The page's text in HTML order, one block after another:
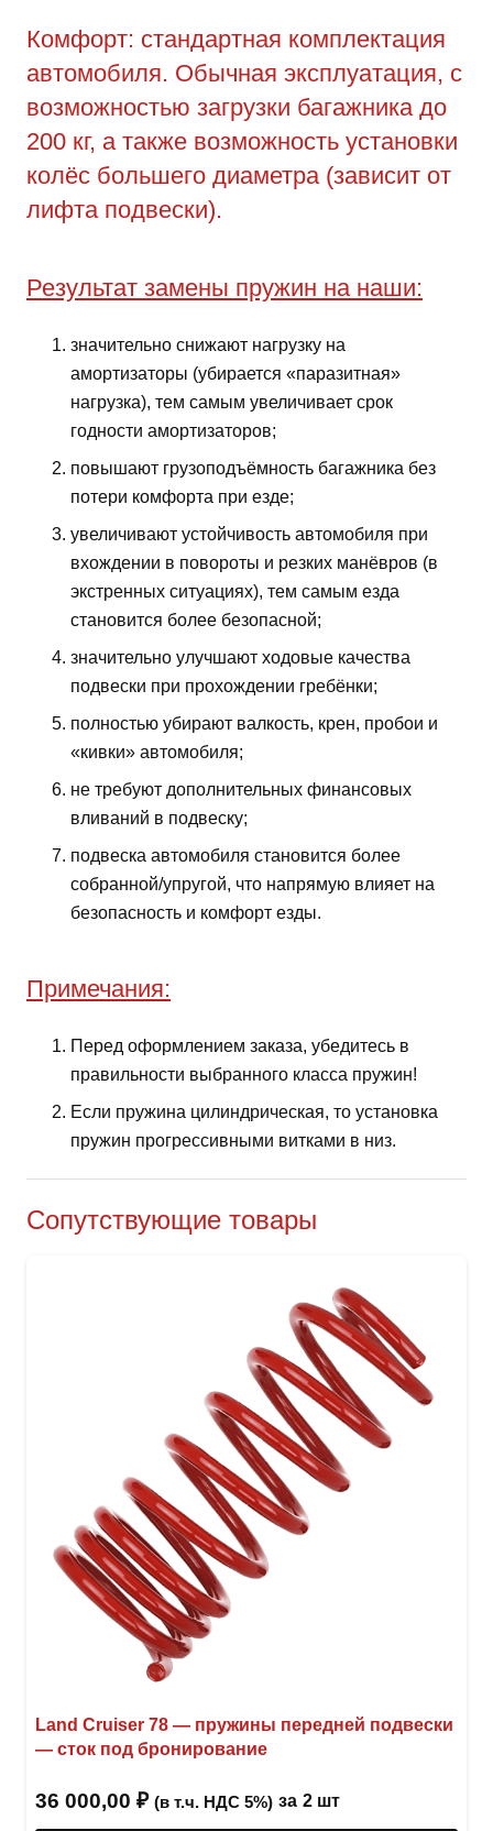
Комфорт: стандартная комплектация
автомобиля. Обычная эксплуатация, с
возможностью загрузки багажника до
200 кг, а также возможность установки
колёс большего диаметра (зависит от
лифта подвески).
Результат замены пружин на наши:
значительно снижают нагрузку на
амортизаторы (убирается «паразитная»
нагрузка), тем самым увеличивает срок
годности амортизаторов;
повышают грузоподъёмность багажника без
потери комфорта при езде;
увеличивают устойчивость автомобиля при
вхождении в повороты и резких манёвров (в
экстренных ситуациях), тем самым езда
становится более безопасной;
значительно улучшают ходовые качества
подвески при прохождении гребёнки;
полностью убирают валкость, крен, пробои и
«кивки» автомобиля;
не требуют дополнительных финансовых
вливаний в подвеску;
подвеска автомобиля становится более
собранной/упругой, что напрямую влияет на
безопасность и комфорт езды.
Примечания:
Перед оформлением заказа, убедитесь в
правильности выбранного класса пружин!
Если пружина цилиндрическая, то установка
пружин прогрессивными витками в низ.
Сопутствующие товары
Land Cruiser 78 — пружины передней подвески
— сток под бронирование
36 000,00 ₽ (в т.ч. НДС 5%) за 2 шт